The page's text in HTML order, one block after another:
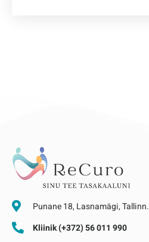
Punane 18, Lasnamägi, Tallinn.
Kliinik (+372) 56 011 990